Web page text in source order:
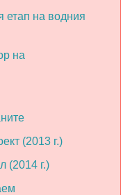
етап на водния
на
(2013 г.)
(2014 г.)